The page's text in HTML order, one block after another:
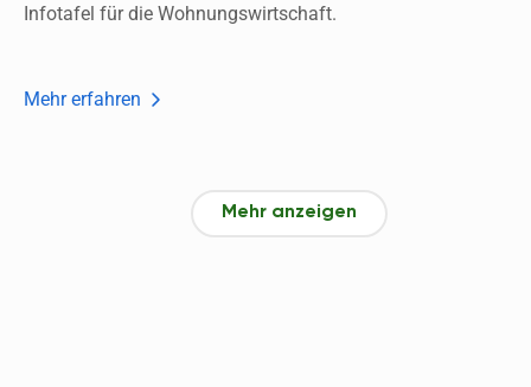
Infotafel für die Wohnungswirtschaft.
Mehr erfahren
Mehr anzeigen